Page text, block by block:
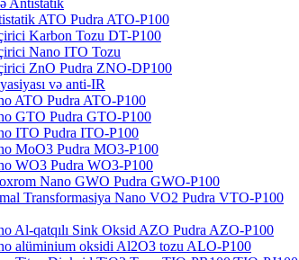
Antistatik
ATO Pudra ATO-P100
Karbon Tozu DT-P100
Nano ITO Tozu
ZnO Pudra ZNO-DP100
və anti-IR
ATO Pudra ATO-P100
GTO Pudra GTO-P100
ITO Pudra ITO-P100
MoO3 Pudra MO3-P100
WO3 Pudra WO3-P100
Nano GWO Pudra GWO-P100
Transformasiya Nano VO2 Pudra VTO-P100
Al-qatqılı Sink Oksid AZO Pudra AZO-P100
alüminium oksidi Al2O3 tozu ALO-P100